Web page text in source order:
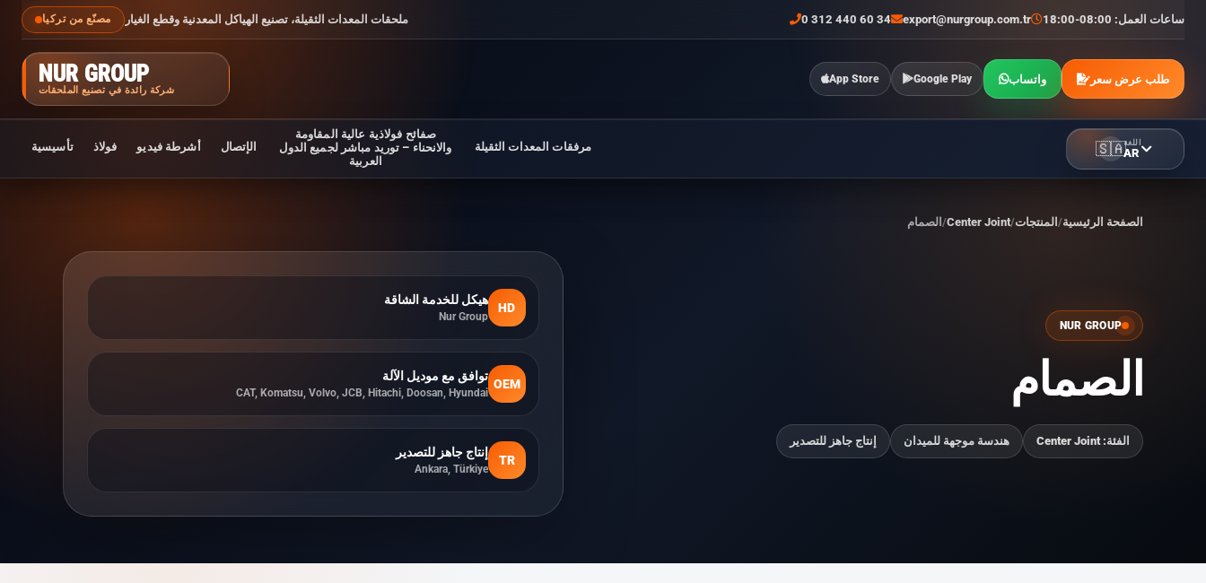
مصنّع من تركيا ملحقات المعدات الثقيلة، تصنيع الهياكل المعدنية وقطع الغيار 0 312 440 60 34 export@nurgroup.com.tr ساعات العمل: 08:00-18:00
NUR GROUP
شركة رائدة في تصنيع الملحقات
App Store Google Play واتساب طلب عرض سعر
تأسيسية فولاذ أشرطة فيديو الإتصال
صفائح فولاذية عالية المقاومة
والانحناء – توريد مباشر لجميع الدول
العربية
مرفقات المعدات الثقيلة 🇸🇦اللغة
AR
الصفحة الرئيسية المنتجات Center Joint الصمام
NUR GROUP
الصمام
الفئة: Center Joint هندسة موجهة للميدان إنتاج جاهز للتصدير
HD
هيكل للخدمة الشاقة
Nur Group
OEM
توافق مع موديل الآلة
CAT, Komatsu, Volvo, JCB, Hitachi, Doosan, Hyundai
TR
إنتاج جاهز للتصدير
Ankara, Türkiye